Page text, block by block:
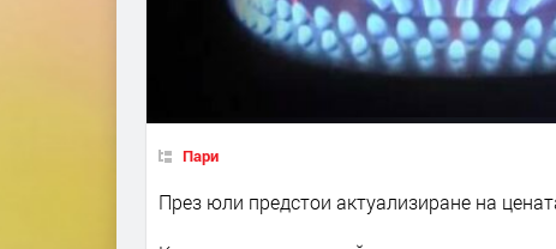
Пари
През юли предстои актуализиране на